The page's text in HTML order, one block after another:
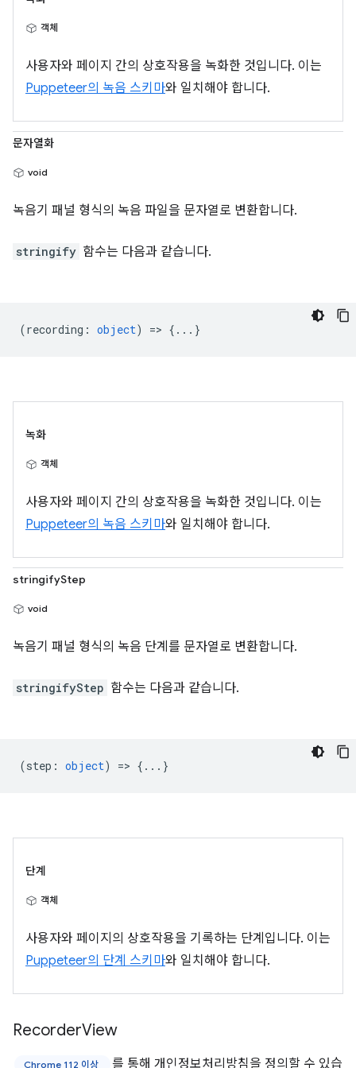
객체
사용자와 페이지 간의 상호작용을 녹화한 것입니다. 이는
Puppeteer의 녹음 스키마와 일치해야 합니다.
문자열화
void
녹음기 패널 형식의 녹음 파일을 문자열로 변환합니다.
stringify 함수는 다음과 같습니다.
(recording : object) => {...}
녹화
객체
사용자와 페이지 간의 상호작용을 녹화한 것입니다. 이는
Puppeteer의 녹음 스키마와 일치해야 합니다.
stringifyStep
void
녹음기 패널 형식의 녹음 단계를 문자열로 변환합니다.
stringifyStep 함수는 다음과 같습니다.
(step : object) => {...}
단계
객체
사용자와 페이지의 상호작용을 기록하는 단계입니다. 이는
Puppeteer의 단계 스키마와 일치해야 합니다.
RecorderView
Chrome 112 이상 를 통해 개인정보처리방침을 정의할 수 있습